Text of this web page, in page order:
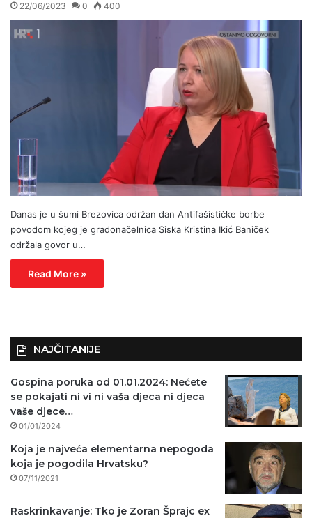
22/06/2023 0 400
Danas je u šumi Brezovica održan dan Antifašističke borbe
povodom kojeg je gradonačelnica Siska Kristina Ikić Baniček
održala govor u…
Read More »
NAJČITANIJE
Gospina poruka od 01.01.2024: Nećete
se pokajati ni vi ni vaša djeca ni djeca
vaše djece…
01/01/2024
Koja je najveća elementarna nepogoda
koja je pogodila Hrvatsku?
07/11/2021
Raskrinkavanje: Tko je Zoran Šprajc ex